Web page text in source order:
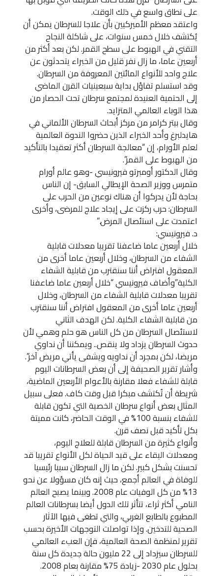
على نطاق واسع في ذلك الوقت.
واعتقد معظم الأميركيين بأن علاجا للسرطان يمكن أن
يُكتشف خلال خمس سنوات، على شاكلة النجاح
التقني في الهبوط على سطح القمر. لكن بعد أكثر من
أربعين عاما، ما زال نفر قليل من الخبراء يتحدثون عن
علاج واحد للأنواع المائتين المعروفة من السرطان.
وقد استسلم تفاؤل بداية سبعينيات القرن الماضي
إلى الحتمية العنيدة لمجتمع سرطان تحت الحصار من
هذا الوباء العالمي المتزايد.
وقال بيتر كرامر من مركز أبحاث السرطان الألماني في
هايدلبرغ وأحد الخبراء الذين حضروا الندوة العالمية
لعلم الأورام، إن “معالجة السرطان أكثر تعقيدا بالتأكيد
من الهبوط على القمر”.
وقال الدكتور أومبرتو فيرونيسي -وهو عالم أورام
متمرس ووزير الصحة الإيطالي السابق- إن الناس
بحاجة لأن يدركوا أن هناك نوعين من الحرب على
السرطان: حرب ركزت على إيجاد علاج للمرضى، وأخرى
اعتمدت على استئصال المرض.”
د. فيرونيسي:
خلال أربعين عاما ضاعفنا تقريبا معدلات قابلية
الشفاء من السرطان، وخلال أربعين عاما أخرى من
المعقول افتراض أننا سنقترب من قابلية الشفاء
الكلية”وأضاف فيرونيسي “خلال أربعين عاما ضاعفنا
تقريبا معدلات قابلية الشفاء من السرطان، وخلال
أربعين عاما أخرى من المعقول افتراض أننا سنقترب
من قابلية الشفاء الكلية. لكن الهدف الثاني
لاستئصال السرطان من كل الناس هو حلم وهمي لأن
حدوث السرطان يزداد ولا ينقص.. ويمكننا أن نداوي
مريضا، لكن بمجرد أن نداويه ويشفى يأتي مريض آخر”.
وأشار تقرير الصحيفة إلى أن بعض السرطانات اليوم
قابلة للشفاء فعلا مقارنة بالأعوام الأربعين الماضية،
شريطة أن تُكتشف مبكرا قبل وقت كاف. فعلى سبيل
المثال بعض أنواع سرطان الخصية التي تكون قابلة
للشفاء بنسبة 100% في الوقت الحاضر، كانت مميتة
بكل تأكيد قبل نصف قرن.
وأنواع كثيرة من السرطان قابلة للعلاج اليوم،
ومعدلات البقاء على قيد الحياة لكل الأنواع تقريبا قد
تحسنت بشكل كبير. لكن ما زال السرطان سببا رئيسيا
للوفاة في العالم أجمع، حيث إنه كان مسؤولا عن نحو
13% من كل الوفيات عام 2008. وبينما يصبح العالم
النامي أكثر ثراء، تتأثر تلك الدول أيضا بسرطانات العالم
المطبوع بالطابع الغربي، والتي تطغى فيها الآثار
الصحية للتدخين. وإذا تواصلت التوجهات الأخيرة بحسب
تقرير لمنظمة الصحة العالمية، فإن العبء العالمي
للسرطان سيزداد إلى 22 مليون حالة جديدة كل سنة
بحلول عام 2030 -زيادة 75% مقارنة بعام 2008.